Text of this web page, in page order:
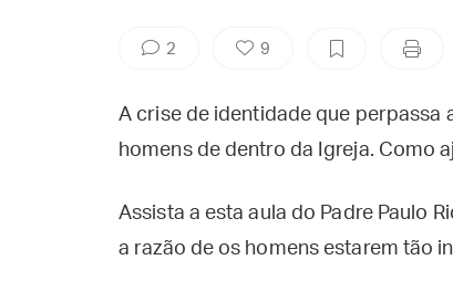
2 9
A crise de identidade que
homens de dentro da Igreja. Como
Assista a esta aula do Padre Paulo
a razão de os homens estarem tão